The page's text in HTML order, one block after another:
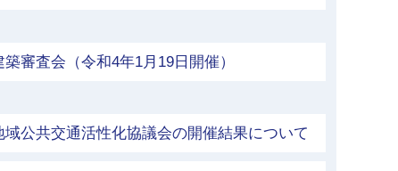
審査会（令和4年1月19日開催）
公共交通活性化協議会の開催結果について